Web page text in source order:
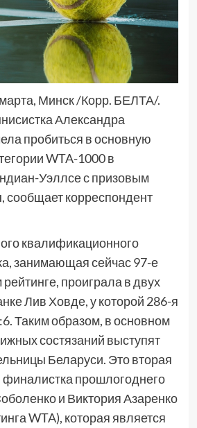
Минск /Корр. БЕЛТА/.
Александра
пробиться в основную
WTA-1000 в
Уэллсе с призовым
сообщает корреспондент
квалификационного
занимающая сейчас 97-е
проиграла в двух
Лив Ховде, у которой 286-я
Таким образом, в основном
состязаний выступят
Беларуси. Это вторая
финалистка прошлогоднего
и Виктория Азаренко
WTA), которая является